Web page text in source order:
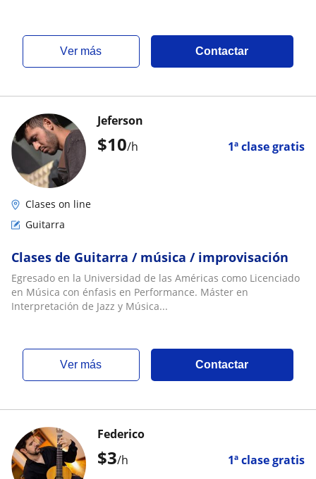
ver más Contactar
$10/h 1ª clase gratis
Jeferson
Clases on line
Guitarra
Clases de Guitarra / música / improvisación
Egresado en la Universidad de las Américas como Licenciado
en Música con énfasis en Performance. Máster en
Interpretación de Jazz y Música...
ver más Contactar
$3/h 1ª clase gratis
Federico